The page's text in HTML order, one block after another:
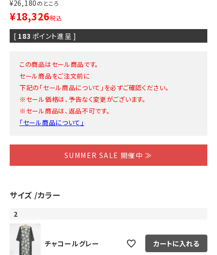
¥26,180のところ
¥18,326税込
[ 183 ポイント進呈 ]
この商品はセール商品です。
セール商品をご注文前に
下記の「セール商品について」を必ずご確認ください。
※セール価格は、予告なく変更がございます。
※セール商品は、返品不可です。
「セール商品について」
SUMMER SALE 開催中 ≫
サイズ カラー
2
チャコールグレー カートに入れる